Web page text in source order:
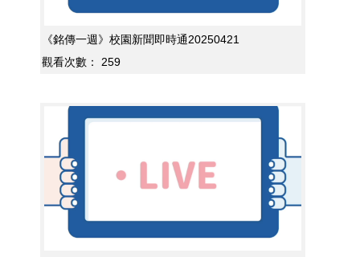
《銘傳一週》校園新聞即時通20250421
觀看次數：
259